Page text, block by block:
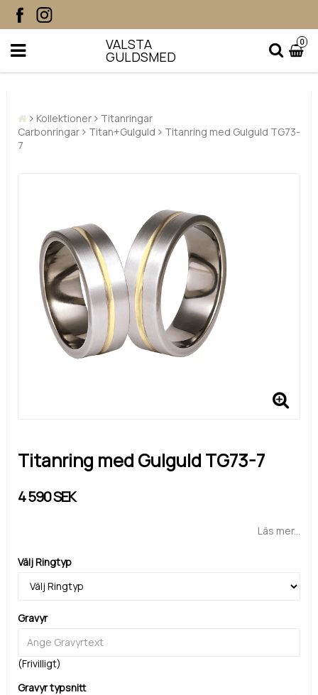
VALSTA
GULDSMED
0
Kollektioner
Titanringar
Carbonringar
Titan+Gulguld
Titanring med Gulguld TG73-
7
Titanring med Gulguld TG73-7
4 590 SEK
Läs mer...
Välj Ringtyp
Gravyr
(Frivilligt)
Gravyr typsnitt